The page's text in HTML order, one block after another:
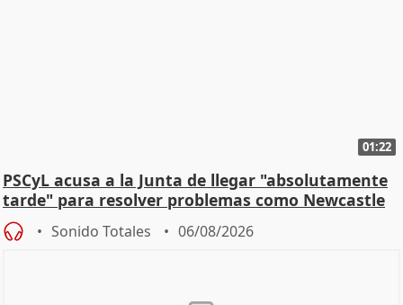
01:22
PSCyL acusa a la Junta de llegar "absolutamente
tarde" para resolver problemas como Newcastle
Sonido Totales 06/08/2026